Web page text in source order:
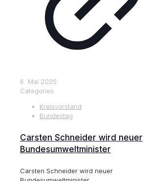
6. Mai 2025
Categories
Kreisvorstand
Bundestag
Carsten Schneider wird neuer
Bundesumweltminister
Carsten Schneider wird neuer